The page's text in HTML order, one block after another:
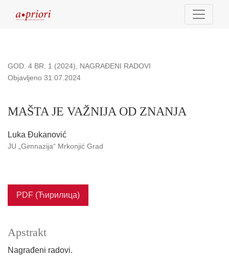
GOD. 4 BR. 1 (2024), NAGRAĐENI RADOVI
MAŠTA JE VAŽNIJA OD ZNANJA
Objavljeno 31.07.2024
Luka Đukanović
JU „Gimnazija“ Mrkonjić Grad
PDF (Ћирилица)
Apstrakt
Nagrađeni radovi.